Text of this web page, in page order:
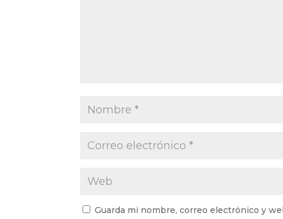
Guarda mi nombre, correo electrónico y